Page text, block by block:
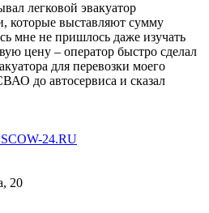
легковой эвакуатор
которые выставляют сумму
мне не пришлось даже изучать
цену – оператор быстро сделал
для перевозки моего
до автосервиса и сказал
24.RU
20